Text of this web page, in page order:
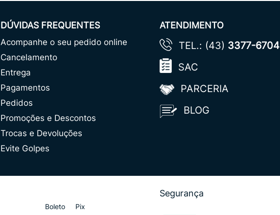
DÚVIDAS FREQUENTES
Acompanhe o seu pedido online
Cancelamento
Entrega
Pagamentos
Pedidos
Promoções e Descontos
Trocas e Devoluções
Evite Golpes
ATENDIMENTO
TEL.: (43) 3377-6704
SAC
PARCERIA
BLOG
Boleto Pix
Segurança